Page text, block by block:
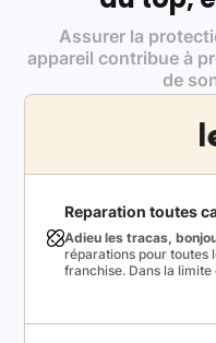
Assurer la
appareil contribue à
de
Reparation toutes
Adieu les tracas,
réparations pour toutes
franchise. Dans la limite